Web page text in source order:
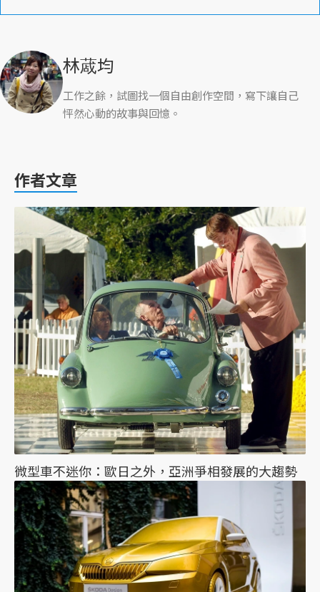
林蒧均
工作之餘，試圖找一個自由創作空間，寫下讓自己
怦然心動的故事與回憶。
作者文章
微型車不迷你：歐日之外，亞洲爭相發展的大趨勢